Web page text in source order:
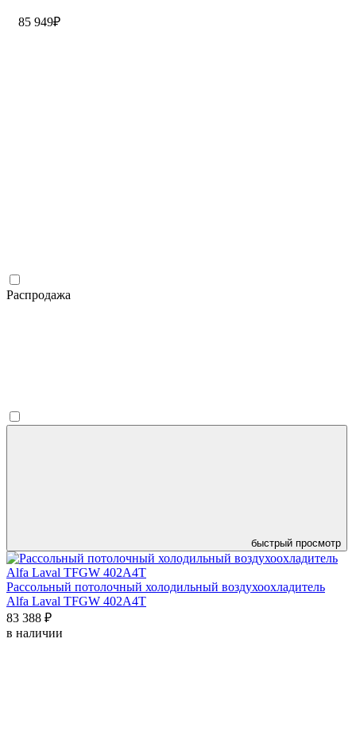
85 949₽
Распродажа
быстрый просмотр
Рассольный потолочный холодильный воздухоохладитель
Alfa Laval TFGW 402A4T
83 388 ₽
в наличии